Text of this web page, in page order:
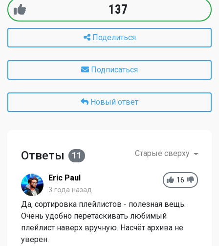
137
Поделиться
Подписаться
Новый ответ
Ответы 11 Старые сверху
16
Eric Paul
3 года назад
Да, сортировка плейлистов - полезная вещь.
Очень удобно перетаскивать любимый
плейлист наверх вручную. Насчёт архива не
уверен.